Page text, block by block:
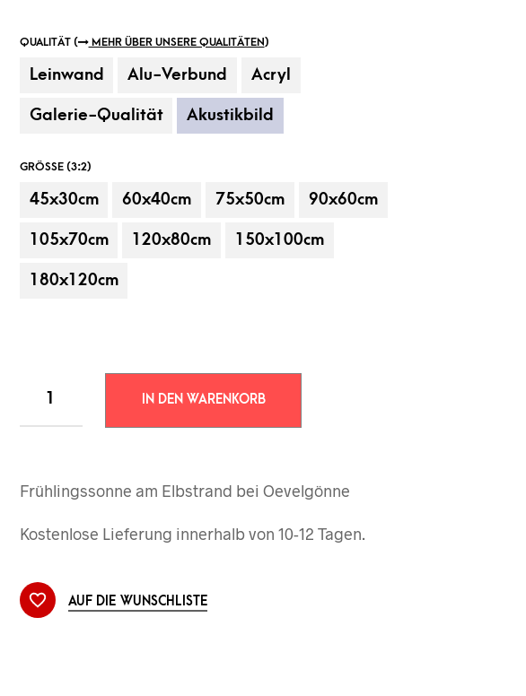
Dekorationsartikel gehören nicht zum Leistungsumfang.
QUALITÄT ( MEHR ÜBER UNSERE QUALITÄTEN)
Leinwand Alu-Verbund Acryl
Galerie-Qualität Akustikbild
GRÖSSE (3:2)
45x30cm 60x40cm 75x50cm 90x60cm
105x70cm 120x80cm 150x100cm
180x120cm
IN DEN WARENKORB
Frühlingssonne am Elbstrand bei Oevelgönne
Kostenlose Lieferung innerhalb von 10-12 Tagen.
AUF DIE WUNSCHLISTE